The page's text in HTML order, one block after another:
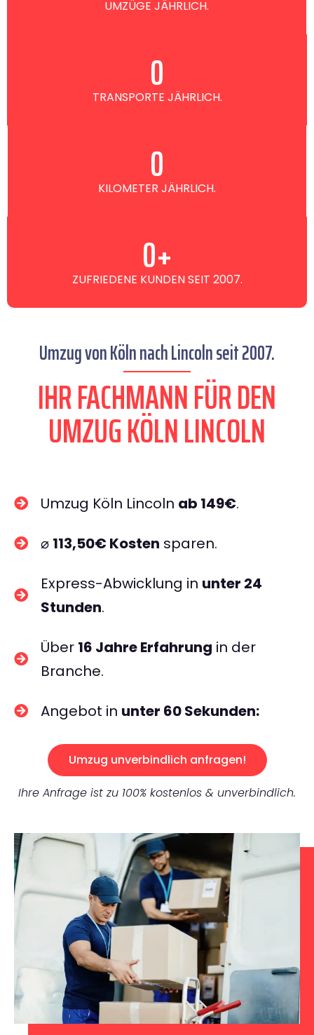
UMZÜGE JÄHRLICH.
TRANSPORTE JÄHRLICH.
0
KILOMETER JÄHRLICH.
0
ZUFRIEDENE KUNDEN SEIT 2007.
0+
Umzug von Köln nach Lincoln seit 2007.
IHR FACHMANN FÜR DEN
UMZUG KÖLN LINCOLN
Umzug Köln Lincoln ab 149€.
⌀ 113,50€ Kosten sparen.
Express-Abwicklung in unter 24
Stunden.
Über 16 Jahre Erfahrung in der
Branche.
Angebot in unter 60 Sekunden:
Umzug unverbindlich anfragen!
Ihre Anfrage ist zu 100% kostenlos & unverbindlich.